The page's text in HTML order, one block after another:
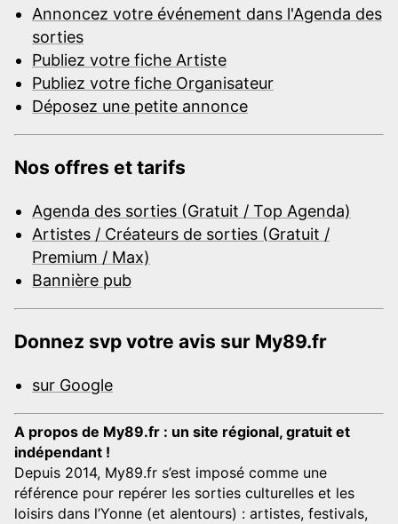
Annoncez votre événement dans l'Agenda des
sorties
Publiez votre fiche Artiste
Publiez votre fiche Organisateur
Déposez une petite annonce
Nos offres et tarifs
Agenda des sorties (Gratuit / Top Agenda)
Artistes / Créateurs de sorties (Gratuit /
Premium / Max)
Bannière pub
Donnez svp votre avis sur My89.fr
sur Google
A propos de My89.fr : un site régional, gratuit et
indépendant !
Depuis 2014, My89.fr s’est imposé comme une
référence pour repérer les sorties culturelles et les
loisirs dans l’Yonne (et alentours) : artistes, festivals,